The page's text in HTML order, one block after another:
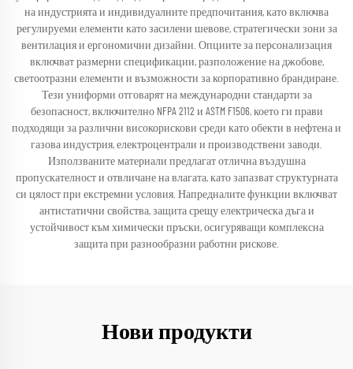
на индустрията и индивидуалните предпочитания, като включва
регулируеми елементи като засилени шевове, стратегически зони за
вентилация и ергономични дизайни. Опциите за персонализация
включват размерни спецификации, разположение на джобове,
светоотразни елементи и възможности за корпоративно брандиране.
Тези униформи отговарят на международни стандарти за
безопасност, включително NFPA 2112 и ASTM F1506, което ги прави
подходящи за различни високорискови среди като обекти в нефтена и
газова индустрия, електроцентрали и производствени заводи.
Използваните материали предлагат отлична въздушна
пропускателност и отвличане на влагата, като запазват структурната
си цялост при екстремни условия. Напредналите функции включват
антистатични свойства, защита срещу електрическа дъга и
устойчивост към химически пръски, осигуряващи комплексна
защита при разнообразни работни рискове.
Нови продукти